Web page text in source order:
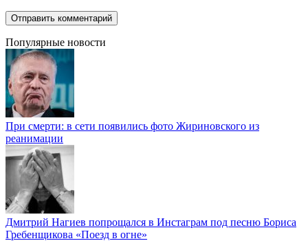
Популярные новости
При смерти: в сети появились фото Жириновского из
реанимации
Дмитрий Нагиев попрощался в Инстаграм под песню Бориса
Гребенщикова «Поезд в огне»